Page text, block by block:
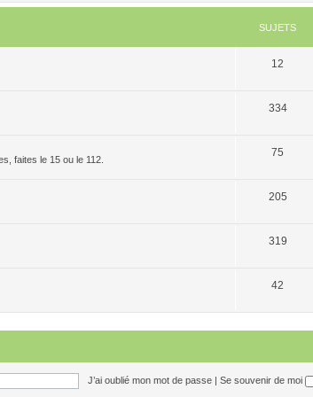
SUJETS
12
334
faites le 15 ou le 112.
75
205
319
42
J’ai oublié mon mot de passe | Se souvenir de moi